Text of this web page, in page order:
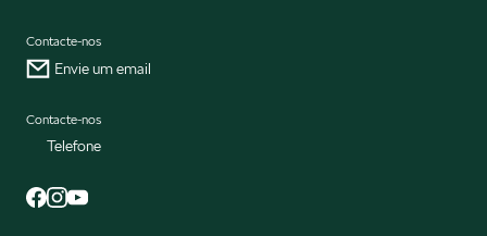
Contacte-nos
Envie um email
Contacte-nos
Telefone